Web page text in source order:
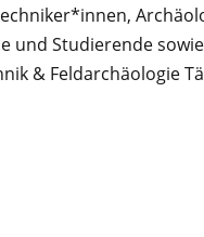
und Studierende
& Feldarchäologie